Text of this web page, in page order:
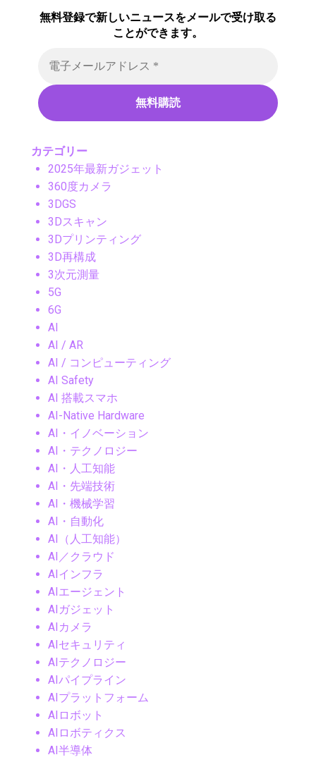
無料登録で新しいニュースをメールで受け取る
ことができます。
カテゴリー
2025年最新ガジェット
360度カメラ
3DGS
3Dスキャン
3Dプリンティング
3D再構成
3次元測量
5G
6G
AI
AI / AR
AI / コンピューティング
AI Safety
AI 搭載スマホ
AI-Native Hardware
AI・イノベーション
AI・テクノロジー
AI・人工知能
AI・先端技術
AI・機械学習
AI・自動化
AI（人工知能）
AI／クラウド
AIインフラ
AIエージェント
AIガジェット
AIカメラ
AIセキュリティ
AIテクノロジー
AIパイプライン
AIプラットフォーム
AIロボット
AIロボティクス
AI半導体